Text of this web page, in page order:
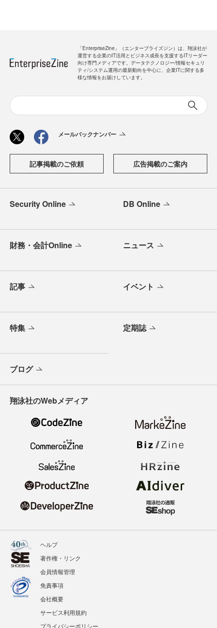
「EnterpriseZine」（エンタープライズジン）は、翔泳社が
運営する企業のIT活用とビジネス成長を支援するITリーダー
向け専門メディアです。データテクノロジー/情報セキュリ
ティ/システム運用の最新動向を中心に、企業ITに関する多
様な情報をお届けしています。
メールバックナンバー
記事掲載のご依頼 広告掲載のご案内
Security Online DB Online
財務・会計Online ニュース
記事 イベント
特集 定期誌
ブログ
翔泳社のWebメディア
ヘルプ
著作権・リンク
会員情報管理
免責事項
会社概要
サービス利用規約
プライバシーポリシー